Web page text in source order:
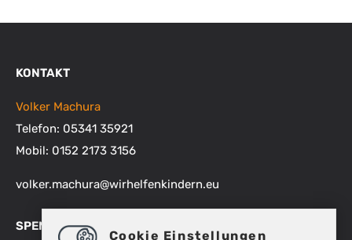
KONTAKT
Volker Machura
Telefon: 05341 35921
Mobil: 0152 2173 3156
volker.machura@wirhelfenkindern.eu
SPENDENKONTEN
Cookie Einstellungen